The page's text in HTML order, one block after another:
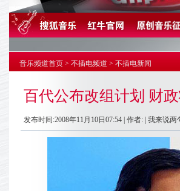
音乐频道首页 > 不插电频道 > 不插电新闻
百代公布改组计划 财
发布时间:2008年11月10日07:54 | 作者: | 我来说两